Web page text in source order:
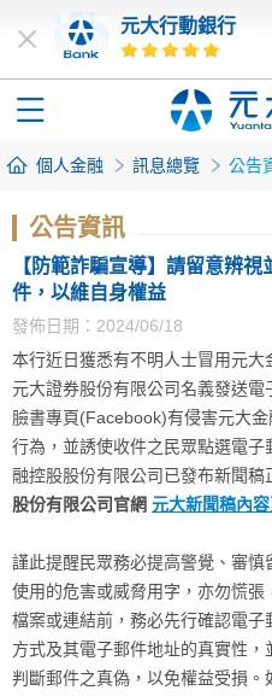
元大行動銀行
個人金融 訊息總覽 公告
公告資訊
【防範詐騙宣導】請留意辨
件，以維自身權益
發佈日期：2024/06/18
本行近日獲悉有不明人士冒用元
元大證券股份有限公司名義發送
臉書專頁(Facebook)有侵害元大金
行為，並誘使收件之民眾點選電
融控股股份有限公司已發布新聞稿
股份有限公司官網 元大新聞稿內
謹此提醒民眾務必提高警覺、審
使用的危害或威脅用字，亦勿慌
檔案或連結前，務必先行確認電
方式及其電子郵件地址的真實性，
判斷郵件之真偽，以免權益受損